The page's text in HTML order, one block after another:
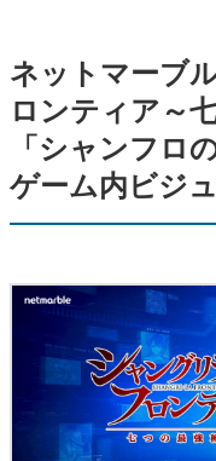
ネットマーブ
ロンティア～
「シャンフロ
ゲーム内ビジ